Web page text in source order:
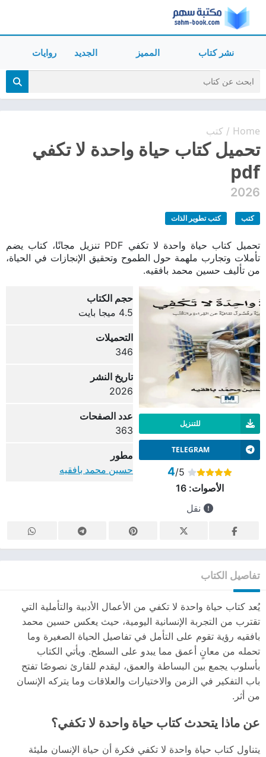
نشر كتاب المميز الجديد روايات
Home
/ كتب
تحميل كتاب حياة واحدة لا تكفي
pdf
2026
كتب كتب تطوير الذات
تحميل كتاب حياة واحدة لا تكفي PDF تنزيل مجانًا، كتاب يضم
تأملات وتجارب ملهمة حول الطموح وتحقيق الإنجازات في الحياة،
من تأليف حسين محمد بافقيه.
للتنزيل
TELEGRAM
4/5
الأصوات:16
نقل
حجم الكتاب
4.5 ميجا بايت
التحميلات
346
تاريخ النشر
2026
عدد الصفحات
363
مطور
حسين محمد بافقيه
تفاصيل الكتاب
يُعد كتاب حياة واحدة لا تكفي من الأعمال الأدبية والتأملية التي
تقترب من التجربة الإنسانية اليومية، حيث يعكس حسين محمد
بافقيه رؤية تقوم على التأمل في تفاصيل الحياة الصغيرة وما
تحمله من معانٍ أعمق مما يبدو على السطح. ويأتي الكتاب
بأسلوب يجمع بين البساطة والعمق، ليقدم للقارئ نصوصًا تفتح
باب التفكير في الزمن والاختيارات والعلاقات وما يتركه الإنسان
من أثر.
عن ماذا يتحدث كتاب حياة واحدة لا تكفي؟
يتناول كتاب حياة واحدة لا تكفي فكرة أن حياة الإنسان مليئة